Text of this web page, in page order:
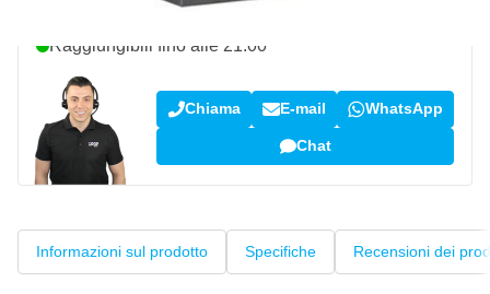
Raggiungibili fino alle 21:00
Chiama E-mail WhatsApp
Chat
Informazioni sul prodotto Specifiche Recensioni dei